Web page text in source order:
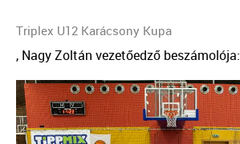
Triplex U12 Karácsony Kupa
, Nagy Zoltán vezetőedző beszámolója: